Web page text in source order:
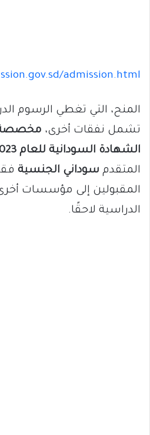
admission.html
المنح، التي تغطي الرسوم
تشمل نفقات أخرى، مخصصة
الشهادة السودانية للعام 2023
المتقدم سوداني الجنسية
المقبولين إلى مؤسسات أخرى
الدراسية لاحقًا.